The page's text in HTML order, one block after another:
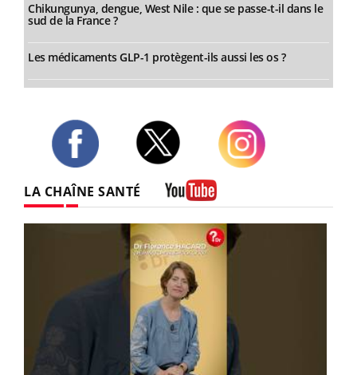
Chikungunya, dengue, West Nile : que se passe-t-il dans le
sud de la France ?
Les médicaments GLP-1 protègent-ils aussi les os ?
LA CHAÎNE SANTÉ